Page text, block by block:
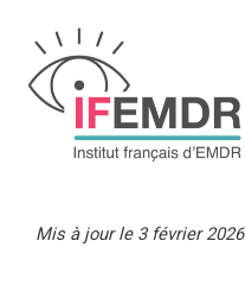
Mis à jour le 3 février 2026